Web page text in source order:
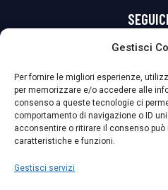
Gestisci
Per fornire le migliori esperienze,
per memorizzare e/o accedere alle
consenso a queste tecnologie ci
comportamento di navigazione o ID
acconsentire o ritirare il consenso
caratteristiche e funzioni.
Gestisci servizi
La Società ha nominato il Responsabile della Protezione dei Dati
nostra Società per tutelare